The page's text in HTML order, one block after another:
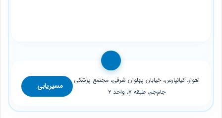
اهواز، کیانپارس، خیابان پهلوان شرقی، مجتمع پزشکی
جام‌جم، طبقه ۷، واحد ۲
مسیریابی